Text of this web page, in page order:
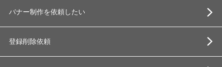
バナー制作を依頼したい
登録削除依頼